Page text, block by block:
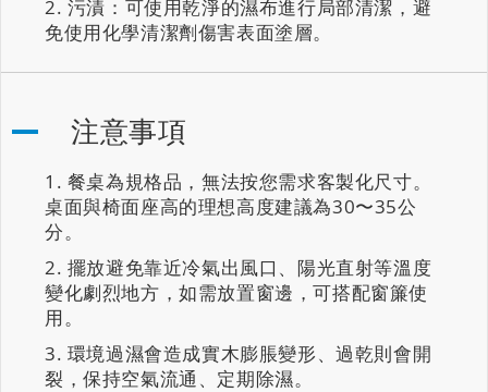
污漬：可使用乾淨的濕布進行局部清潔，避
免使用化學清潔劑傷害表面塗層。
注意事項
餐桌為規格品，無法按您需求客製化尺寸。
桌面與椅面座高的理想高度建議為30〜35公
分。
擺放避免靠近冷氣出風口、陽光直射等溫度
變化劇烈地方，如需放置窗邊，可搭配窗簾使
用。
環境過濕會造成實木膨脹變形、過乾則會開
裂，保持空氣流通、定期除濕。